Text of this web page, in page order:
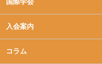
入会案内
コラム